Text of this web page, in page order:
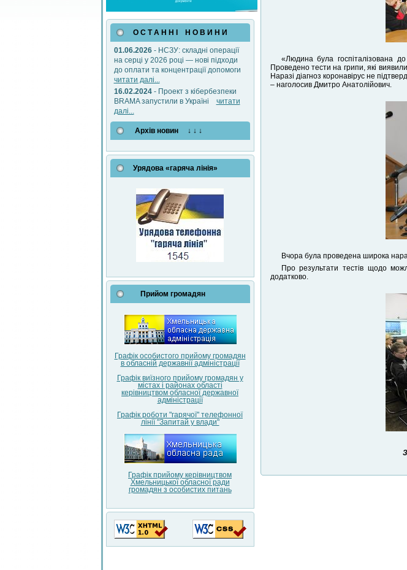
О С Т А Н Н І Н О В И Н И
01.06.2026- НСЗУ: складні операції
на серці у 2026 році — нові підходи
до оплати та концентрації допомоги
читати далі...
16.02.2024- Проект з кібербезпеки
BRAMA запустили в Україні читати
далі...
Архів новин ↓ ↓ ↓
Урядова «гаряча лінія»
Прийом громадян
Графік особистого прийому громадян
в обласній державнії адміністрації
Графік виїзного прийому громадян у
містах і районах області
керівництвом обласної державної
адміністрації
Графік роботи "гарячої" телефонної
лінії "Запитай у влади"
Графік прийому керівництвом
Хмельницької обласної ради
громадян з особистих питань
«Людина була госпіталізована
Проведено тести на грипи, які
Наразі діагноз коронавірус не
– наголосив Дмитро Анатолійович.
Вчора була проведена широка
Про результати тестів щодо
додатково.